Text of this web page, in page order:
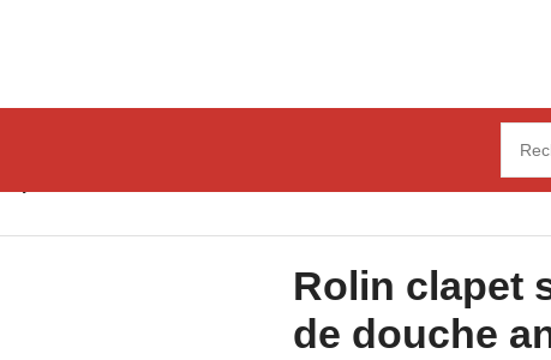
Rolin clapet
de douche